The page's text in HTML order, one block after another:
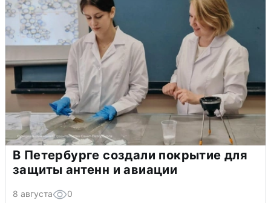
В Петербурге создали покрытие для
защиты антенн и авиации
8 августа 0